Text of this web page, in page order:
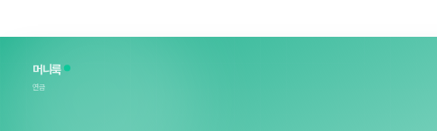
머니룩
연금